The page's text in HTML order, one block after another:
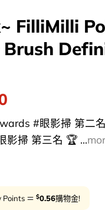
FilliMilli
Current
price
is:
$28.00.
#眼影掃 第二
影掃 第三名 🏆 ...
Points ＝ $0.56購物金!